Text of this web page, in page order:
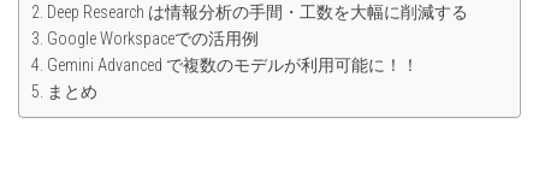
Deep Research は情報分析の手間・工数を大幅に削減する
Google Workspaceでの活用例
Gemini Advanced で複数のモデルが利用可能に！！
まとめ